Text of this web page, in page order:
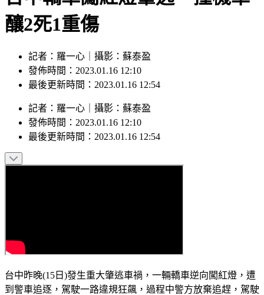
釀2死1重傷
記者：羅一心｜攝影：蘇泰盈
發佈時間：2023.01.16 12:10
最後更新時間：2023.01.16 12:54
記者 ： 羅一心 攝影 ： 蘇泰盈
發佈時間： 2023.01.16 12:10
最後更新時間： 2023.01.16 12:54
台中昨晚(15日)發生重大肇逃車禍，一輛轎車逆向闖紅燈，遭
到警車追逐，駕駛一路違規狂飆，過程中警方放棄追趕，駕駛